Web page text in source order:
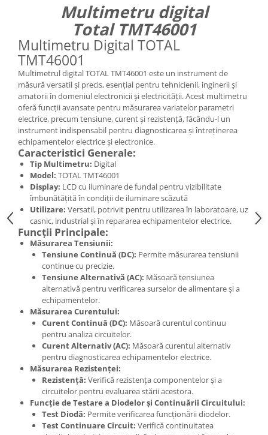
Multimetru digital
Total TMT46001
Multimetru Digital TOTAL
TMT46001
Multimetrul digital TOTAL TMT46001 este un instrument de
măsură versatil și precis, esențial pentru tehnicienii, inginerii și
amatorii în domeniul electronicii și electricității. Acest multimetru
oferă funcții avansate pentru măsurarea variatelor parametri
electrice, precum tensiune, curent și rezistență, făcându-l un
instrument indispensabil pentru diagnosticarea și întreținerea
echipamentelor electrice și electronice.
Caracteristici Generale:
Tip Multimetru: Digital
Model: TOTAL TMT46001
Display: LCD cu iluminare de fundal pentru vizibilitate
îmbunătățită în condiții de iluminare scăzută
Utilizare: Versatil, potrivit pentru utilizarea în laboratoare, uz
casnic, industrial și în repararea echipamentelor electrice.
Funcții Principale:
Măsurarea Tensiunii:
Tensiune Continuă (DC): Permite măsurarea tensiunii
continue cu precizie.
Tensiune Alternativă (AC): Măsoară tensiunea
alternativă pentru verificarea surselor de alimentare și a
echipamentelor.
Măsurarea Curentului:
Curent Continuă (DC): Măsoară curentul continuu
pentru analiza circuitelor.
Curent Alternativ (AC): Măsoară curentul alternativ
pentru diagnosticarea echipamentelor electrice.
Măsurarea Rezistenței:
Rezistență: Verifică rezistența componentelor și a
circuitelor pentru evaluarea stării acestora.
Funcție de Testare a Diodelor și Continuării Circuitului:
Test Diodă: Permite verificarea funcționării diodelor.
Test Continuare Circuit: Verifică continuitatea